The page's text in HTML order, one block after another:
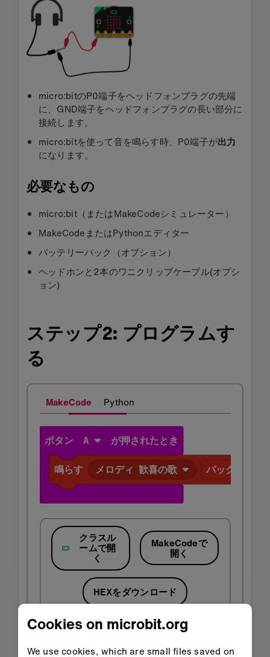
micro:bitのP0端子をヘッドフォンプラグの先端
に、GND端子をヘッドフォンプラグの長い部分に
接続します。
micro:bitを使って音を鳴らす時、P0端子が出力
になります。
必要なもの
micro:bit（またはMakeCodeシミュレーター）
MakeCodeまたはPythonエディター
バッテリーパック（オプション）
ヘッドホンと2本のワニクリップケーブル(オプシ
ョン)
ステップ2: プログラムす
る
MakeCode Python
クラスル
ームで開
く
MakeCodeで
開く
HEXをダウンロード
Cookies on microbit.org
We use cookies, which are small files saved on